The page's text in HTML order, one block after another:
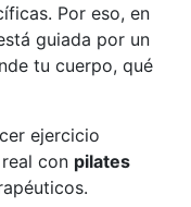
Por eso, en
guiada por un
tu cuerpo, qué
ejercicio
con pilates